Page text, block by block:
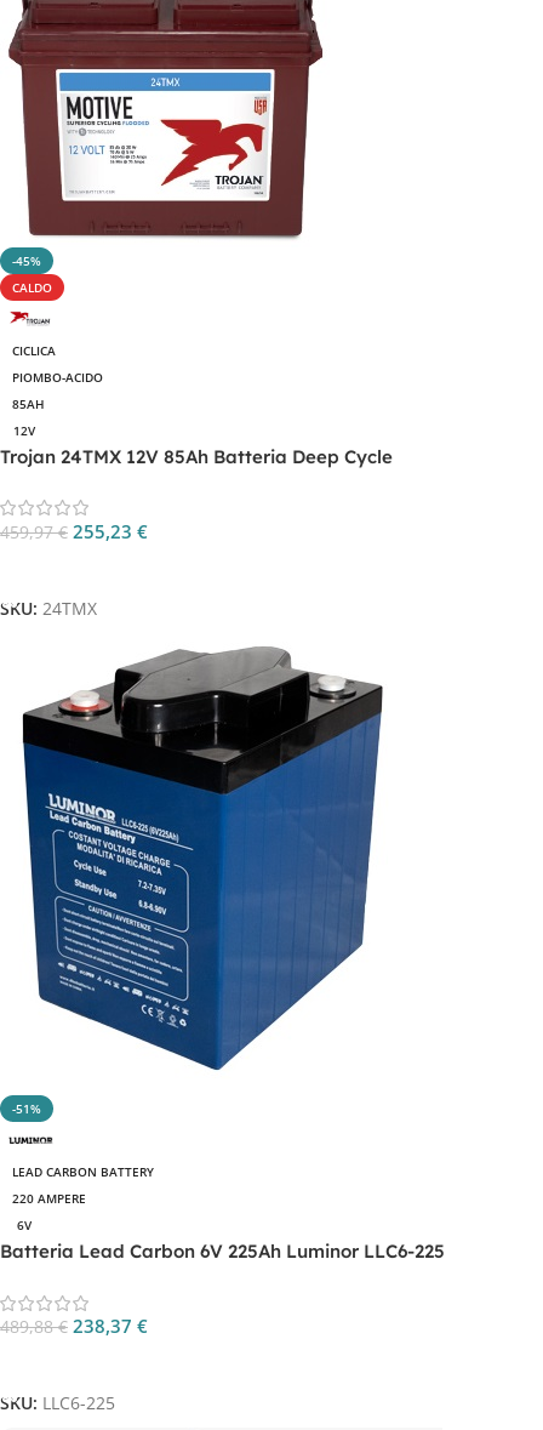
-45%
CALDO
CICLICA
PIOMBO-ACIDO
85AH
12V
Trojan 24TMX 12V 85Ah Batteria Deep Cycle
459,97€ 255,23 €
SKU: 24TMX
-51%
LEAD CARBON BATTERY
220 AMPERE
6V
Batteria Lead Carbon 6V 225Ah Luminor LLC6-225
489,88€ 238,37 €
SKU: LLC6-225